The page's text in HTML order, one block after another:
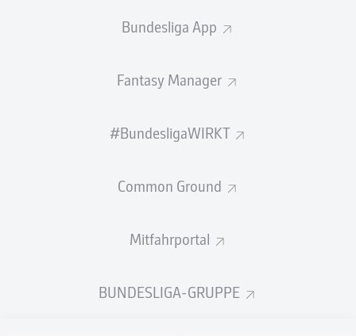
Bundesliga App
Fantasy Manager
#BundesligaWIRKT
Common Ground
Mitfahrportal
BUNDESLIGA-GRUPPE
auf ein Neues, dass Jeder gegen Jeden gewinnen kann.
der zwölfte Platz lediglich fünf Zähler Rückstand auf